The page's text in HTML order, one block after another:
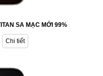
SA MẠC MỚI 99%
Chi tiết